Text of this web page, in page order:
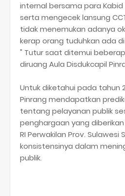
internal bersama para
serta mengecek lansung
tidak menemukan adanya
kerap orang tuduhkan ada di
" Tutur saat ditemui
diruang Aula Disdukcapil
Untuk diketahui pada tahun
Pinrang mendapatkan
tentang pelayanan publik
penghargaan yang
RI Perwakilan Prov. Sulawesi
konsistensinya dalam
publik.